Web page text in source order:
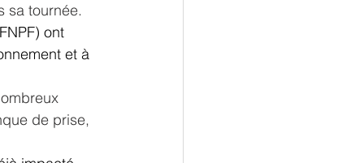
sa tournée.
ont
et à
de prise,